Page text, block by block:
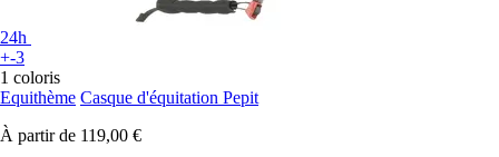
24h
+-3
1 coloris
Equithème Casque d'équitation Pepit
À partir de 119,00 €